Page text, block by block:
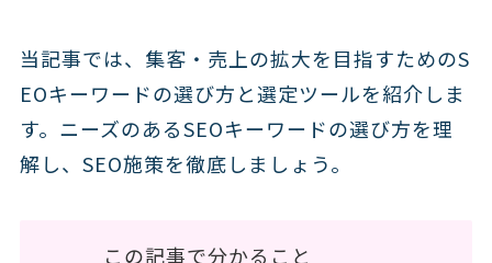
当記事では、集客・売上の拡大を目指すためのS
EOキーワードの選び方と選定ツールを紹介しま
す。ニーズのあるSEOキーワードの選び方を理
解し、SEO施策を徹底しましょう。
この記事で分かること